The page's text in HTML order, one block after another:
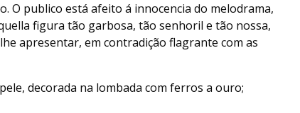
O publico está afeito á innocencia do melodrama,
figura tão garbosa, tão senhoril e tão nossa,
apresentar, em contradição flagrante com as
decorada na lombada com ferros a ouro;